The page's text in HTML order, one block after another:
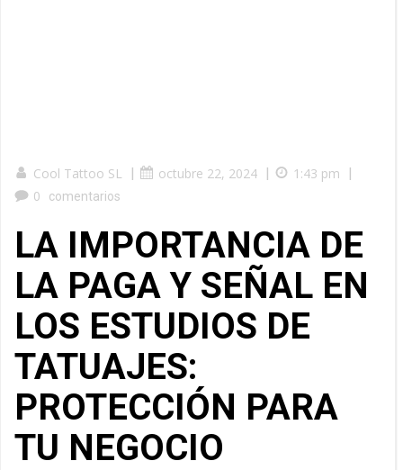
Cool Tattoo SL | octubre 22, 2024 | 1:43 pm
|
0
comentarios
LA IMPORTANCIA DE
LA PAGA Y SEÑAL EN
LOS ESTUDIOS DE
TATUAJES:
PROTECCIÓN PARA
TU NEGOCIO